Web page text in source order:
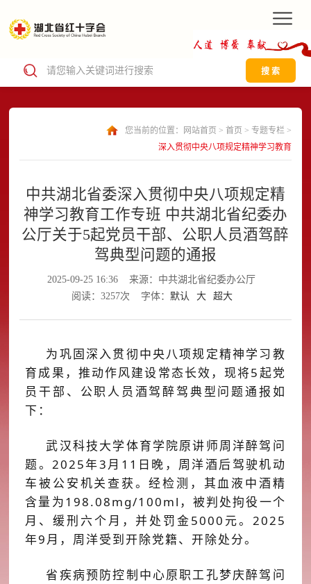
搜 索
您当前的位置： 网站首页 > 首页 > 专题专栏 >
深入贯彻中央八项规定精神学习教育
中共湖北省委深入贯彻中央八项规定精
神学习教育工作专班 中共湖北省纪委办
公厅关于5起党员干部、公职人员酒驾醉
驾典型问题的通报
2025-09-25 16:36
来源：中共湖北省纪委办公厅
阅读：3257次
字体： 默认 大 超大
为巩固深入贯彻中央八项规定精神学习教
育成果，推动作风建设常态长效，现将5起党
员干部、公职人员酒驾醉驾典型问题通报如
下：
武汉科技大学体育学院原讲师周洋醉驾问
题。2025年3月 11 日 晚 ，周洋酒后驾驶机动
车被公安机关查获。经检测，其血液中酒精
含量为198.08mg/100ml ，被判处拘役一个
月、缓刑六个月 ，并处罚金5000 元。 2025
年9月 ，周洋受到开除党籍、开除处分。
省疾病预防控制中心原职工孔梦庆醉驾问